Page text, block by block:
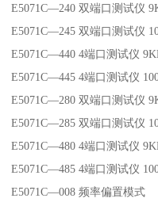
E5071C—240 双端口测试仪
E5071C—245 双端口测试仪
E5071C—440 4端口测试仪
E5071C—445 4端口测试仪
E5071C—280 双端口测试仪
E5071C—285 双端口测试仪
E5071C—480 4端口测试仪
E5071C—485 4端口测试仪
E5071C—008 频率偏置模式